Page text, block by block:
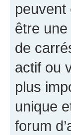
peuvent
être
de
actif ou
plus
unique
forum